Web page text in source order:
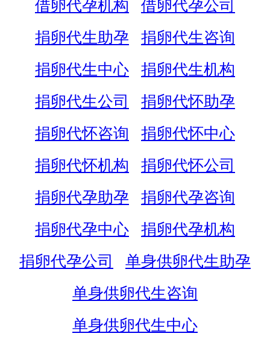
借卵代孕机构
借卵代孕公司
捐卵代生助孕
捐卵代生咨询
捐卵代生中心
捐卵代生机构
捐卵代生公司
捐卵代怀助孕
捐卵代怀咨询
捐卵代怀中心
捐卵代怀机构
捐卵代怀公司
捐卵代孕助孕
捐卵代孕咨询
捐卵代孕中心
捐卵代孕机构
捐卵代孕公司
单身供卵代生助孕
单身供卵代生咨询
单身供卵代生中心